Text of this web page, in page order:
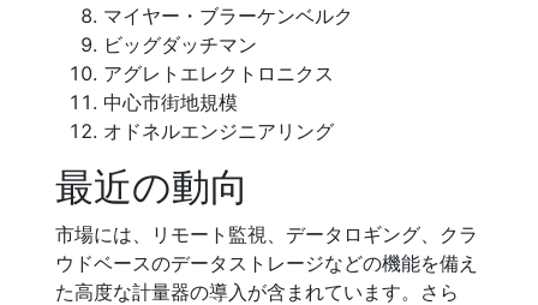
マイヤー・ブラーケンベルク
ビッグダッチマン
アグレトエレクトロニクス
中心市街地規模
オドネルエンジニアリング
最近の動向
市場には、リモート監視、データロギング、クラ
ウドベースのデータストレージなどの機能を備え
た高度な計量器の導入が含まれています。さら